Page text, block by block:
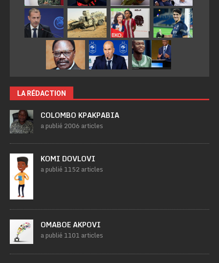
LA RÉDACTION
COLOMBO KPAKPABIA
a publié 2006 articles
KOMI DOVLOVI
a publié 1152 articles
OMABOE AKPOVI
a publié 1101 articles